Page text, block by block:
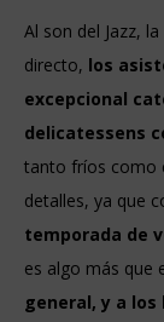
Al son del Jazz,
directo, los
excepcional
delicatessens
tanto fríos como
detalles, ya que
temporada de
es algo más que
general, y a